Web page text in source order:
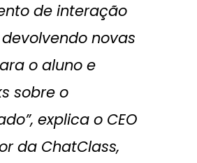
de interação
novas
o aluno e
sobre o
explica o CEO
da ChatClass,